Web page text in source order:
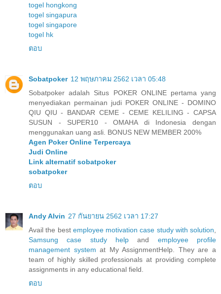
togel hongkong
togel singapura
togel singapore
togel hk
ตอบ
Sobatpoker 12 พฤษภาคม 2562 เวลา 05:48
Sobatpoker adalah Situs POKER ONLINE pertama yang
menyediakan permainan judi POKER ONLINE - DOMINO
QIU QIU - BANDAR CEME - CEME KELILING - CAPSA
SUSUN - SUPER10 - OMAHA di Indonesia dengan
menggunakan uang asli. BONUS NEW MEMBER 200%
Agen Poker Online Terpercaya
Judi Online
Link alternatif sobatpoker
sobatpoker
ตอบ
Andy Alvin 27 กันยายน 2562 เวลา 17:27
Avail the best employee motivation case study with solution
Samsung case study help and employee profile
management system at My AssignmentHelp. They are a
team of highly skilled professionals at providing complete
assignments in any educational field.
ตอบ